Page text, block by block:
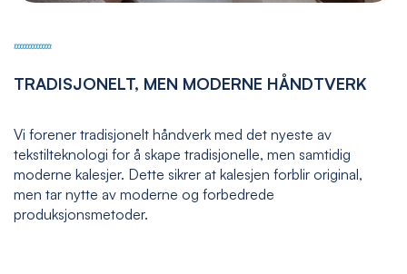
TRADISJONELT, MEN MODERNE HÅNDTVERK
Vi forener tradisjonelt håndverk med det nyeste av
tekstilteknologi for å skape tradisjonelle, men samtidig
moderne kalesjer. Dette sikrer at kalesjen forblir original,
men tar nytte av moderne og forbedrede
produksjonsmetoder.